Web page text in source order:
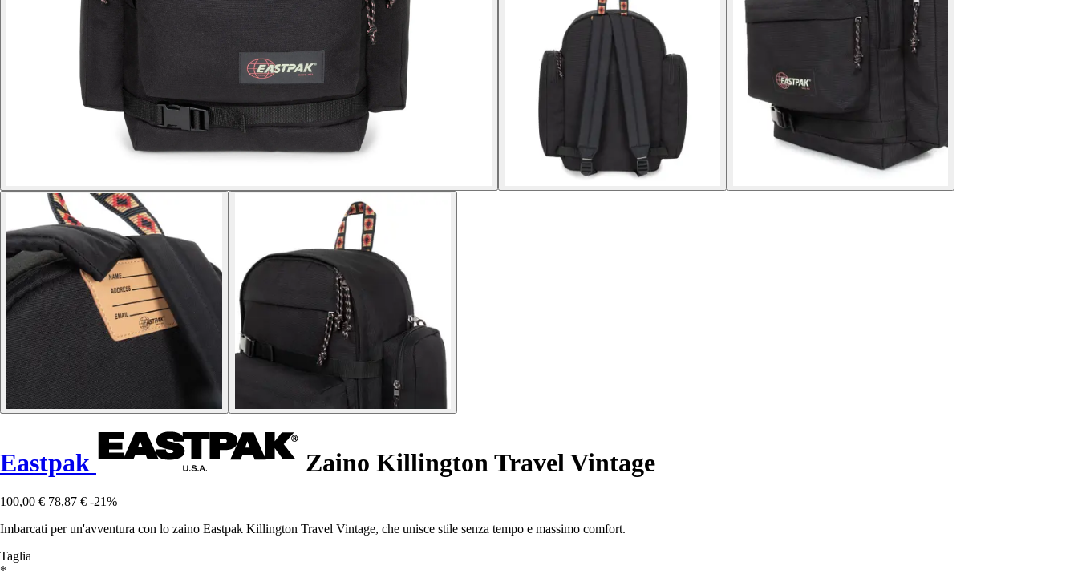
Eastpak Zaino Killington Travel Vintage
100,00 € 78,87 € -21%
Imbarcati per un'avventura con lo zaino Eastpak Killington Travel Vintage, che unisce stile senza tempo e massimo comfort.
Taglia
*